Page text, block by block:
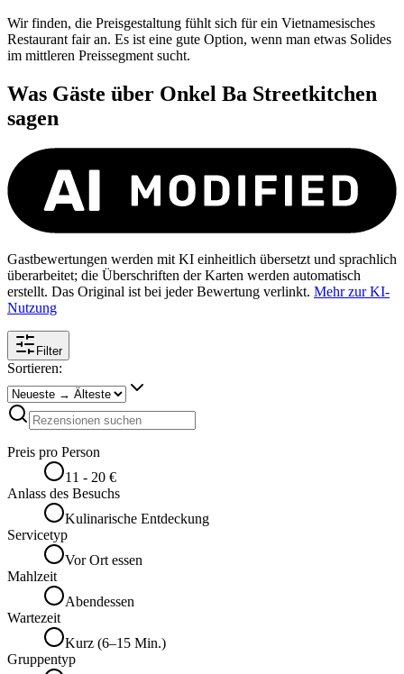
Wir finden, die Preisgestaltung fühlt sich für ein Vietnamesisches
Restaurant fair an. Es ist eine gute Option, wenn man etwas Solides
im mittleren Preissegment sucht.
Was Gäste über Onkel Ba Streetkitchen
sagen
Gastbewertungen werden mit KI einheitlich übersetzt und sprachlich
überarbeitet; die Überschriften der Karten werden automatisch
erstellt. Das Original ist bei jeder Bewertung verlinkt. Mehr zur KI-
Nutzung
Filter
Sortieren:
Preis pro Person
11 - 20 €
Anlass des Besuchs
Kulinarische Entdeckung
Servicetyp
Vor Ort essen
Mahlzeit
Abendessen
Wartezeit
Kurz (6–15 Min.)
Gruppentyp